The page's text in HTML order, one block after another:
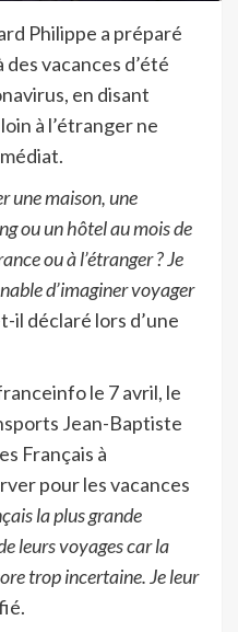
Philippe a préparé
vacances d’été
en disant
à l’étranger ne
une maison, une
ou un hôtel au mois de
ou à l’étranger ? Je
d’imaginer voyager
t-il déclaré lors d’une
le 7 avril, le
Jean-Baptiste
Français à
pour les vacances
la plus grande
leurs voyages car la
trop incertaine. Je leur